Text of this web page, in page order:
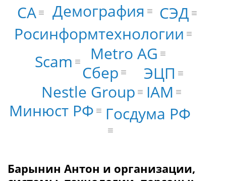
Сбер
Metro AG
Nestle Group
Росинформтехнологии
Минюст РФ Госдума РФ
Scam
ЭЦП
СЭД
IAM
Демография
CA
Барынин Антон и организации,